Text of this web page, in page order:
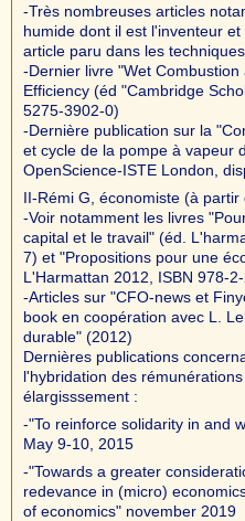
-Très nombreuses articles
humide dont il est l'inventeur
article paru dans les
-Dernier livre "Wet
Efficiency (éd "Cambridge
5275-3902-0)
-Dernière publication sur la
et cycle de la pompe à vapeur
OpenScience-ISTE London,
II-Rémi G, économiste (à partir
-Voir notamment les livres
capital et le travail" (éd.
7) et "Propositions pour une
L'Harmattan 2012, ISBN 978-
-Articles sur "CFO-news et
book en coopération avec L.
durable" (2012)
Dernières publications
l'hybridation des
élargisssement :
-"To reinforce solidarity in and
May 9-10, 2015
-"Towards a greater
redevance in (micro)
of economics" november 2019